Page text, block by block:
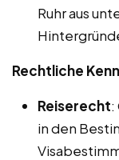
Ruhr aus
Rechtliche
Reiserecht:
in den